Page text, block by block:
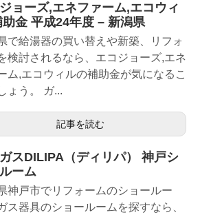
ョーズ,エネファーム,エコウィ
金 平成24年度 – 新潟県
で給湯器の買い替えや新築、リフォ
検討されるなら、エコジョーズ,エネ
ム,エコウィルの補助金が気になるこ
ょう。 ガ...
記事を読む
スDILIPA（ディリパ） 神戸シ
ーム
神戸市でリフォームのショールー
ス器具のショールームを探すなら、